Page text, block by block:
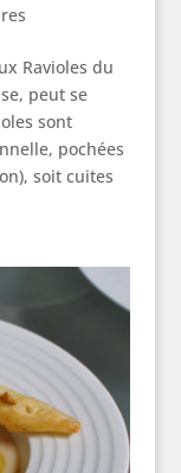
Ravioles du
peut se
sont
pochées
soit cuites